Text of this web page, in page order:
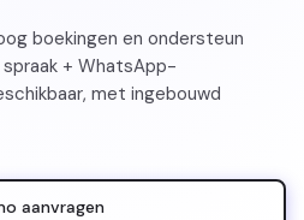
boekingen en ondersteun
+ WhatsApp-
met ingebouwd
aanvragen